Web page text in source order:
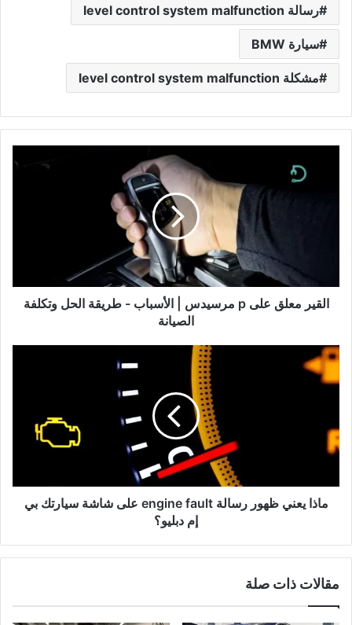
رسالة level control system malfunction
سيارة BMW
مشكلة level control system malfunction
طريقة
الحل
القير معلق على p مرسيدس | الأسباب - طريقة الحل وتكلفة
الصيانة
ماذا
يعني
ظهور
fault
على
سيارتك
ماذا يعني ظهور رسالة engine fault على شاشة سيارتك بي
إم دبليو؟
مقالات ذات صلة